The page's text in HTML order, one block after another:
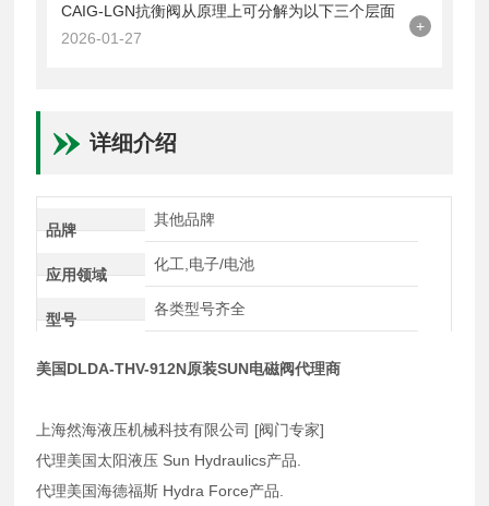
CAIG-LGN抗衡阀从原理上可分解为以下三个层面
2026-01-27
+
详细介绍
品牌
其他品牌
应用领域
化工,电子/电池
型号
各类型号齐全
美国DLDA-THV-912N原装SUN电磁阀代理商
上海然海液压机械科技有限公司 [阀门专家]
代理美国太阳液压 Sun Hydraulics产品.
代理美国海德福斯 Hydra Force产品.